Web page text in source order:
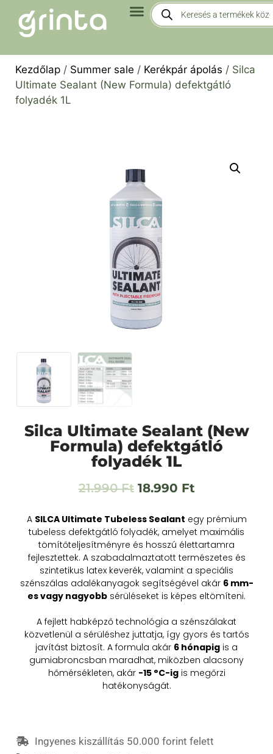
Kezdőlap / Summer sale / Kerékpár ápolás / Silca
Ultimate Sealant (New Formula) defektgátló
folyadék 1L
Silca Ultimate Sealant (New
Formula) defektgátló
folyadék 1L
21.990Ft 18.990 Ft
A SILCA Ultimate Tubeless Sealant egy prémium
tubeless defektgátló folyadék, amelyet maximális
tömítőteljesítményre és hosszú élettartamra
fejlesztettek. A szabadalmaztatott természetes és
szintetikus latex keverék, valamint a speciális
szénszálas adalékanyagok segítségével akár 6 mm-
es vagy nagyobb sérüléseket is képes eltömíteni.
A fejlett habképző technológia a szénszálakat
közvetlenül a sérüléshez juttatja, így gyors és tartós
javítást biztosít. A formula akár 6 hónapig is a
gumiabroncsban maradhat, miközben alacsony
hőmérsékleten, akár -15 °C-igis megőrzi
hatékonyságát.
Ingyenes kiszállítás 50.000 forint felett